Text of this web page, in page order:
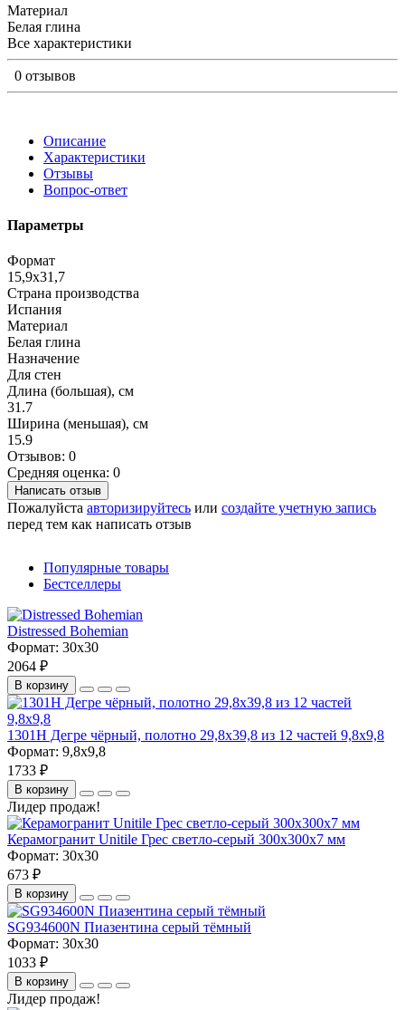
Материал
Белая глина
Все характеристики
0 отзывов
Описание
Характеристики
Отзывы
Вопрос-ответ
Параметры
Формат
15,9x31,7
Страна производства
Испания
Материал
Белая глина
Назначение
Для стен
Длина (большая), см
31.7
Ширина (меньшая), см
15.9
Отзывов: 0
Средняя оценка: 0
Написать отзыв
Пожалуйста авторизируйтесь или создайте учетную запись
перед тем как написать отзыв
Популярные товары
Бестселлеры
Distressed Bohemian
Формат: 30x30
2064 ₽
В корзину
1301H Дегре чёрный, полотно 29,8х39,8 из 12 частей 9,8х9,8
Формат: 9,8x9,8
1733 ₽
В корзину
Лидер продаж!
Керамогранит Unitile Грес светло-серый 300х300х7 мм
Формат: 30x30
673 ₽
В корзину
SG934600N Пиазентина серый тёмный
Формат: 30x30
1033 ₽
В корзину
Лидер продаж!